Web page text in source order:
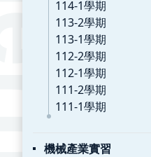
114-1學期
113-2學期
113-1學期
112-2學期
112-1學期
111-2學期
111-1學期
機械產業實習